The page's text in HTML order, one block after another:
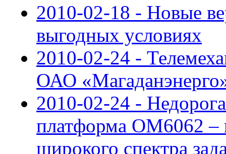
2010-02-18 - Новые
выгодных условиях
2010-02-24 -
ОАО
2010-02-24 -
платформа OM6062 –
широкого спектра